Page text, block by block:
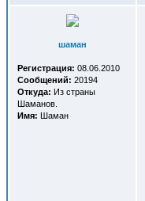
шаман
Регистрация: 08.06.2010
Сообщений: 20194
Откуда: Из страны
Шаманов.
Имя: Шаман